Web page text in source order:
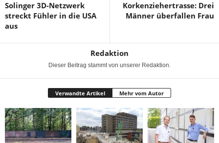
Solinger 3D-Netzwerk
streckt Fühler in die USA
aus
Korkenziehertrasse: Drei
Männer überfallen Frau
Redaktion
Dieser Beitrag stammt von unserer Redaktion.
Verwandte Artikel Mehr vom Autor